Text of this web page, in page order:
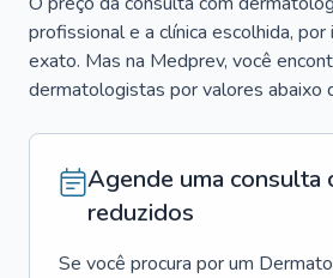
profissional e a clínica escolhida,
exato. Mas na Medprev, você
dermatologistas por valores abaixo
Agende uma consulta
reduzidos
Se você procura por um